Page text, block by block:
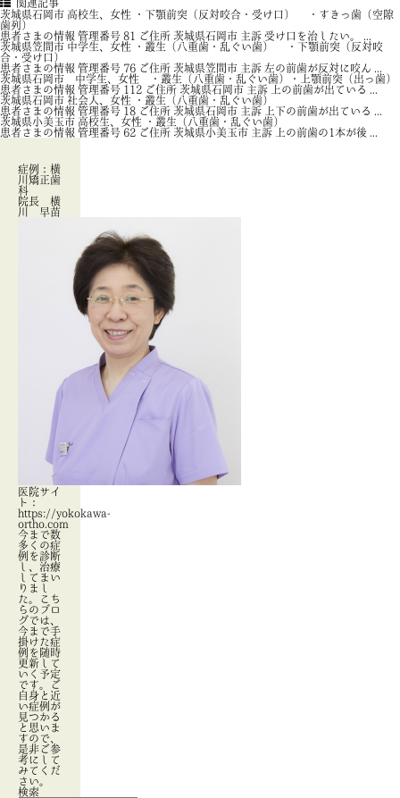
関連記事
茨城県石岡市 高校生、女性 ・下顎前突（反対咬合・受け口） ・すきっ歯（空隙
歯列）
患者さまの情報 管理番号 81 ご住所 茨城県石岡市 主訴 受け口を治したい。 ...
茨城県笠間市 中学生、女性 ・叢生（八重歯・乱ぐい歯） ・下顎前突（反対咬
合・受け口）
患者さまの情報 管理番号 76 ご住所 茨城県笠間市 主訴 左の前歯が反対に咬ん ...
茨城県石岡市 中学生、女性 ・叢生（八重歯・乱ぐい歯）・上顎前突（出っ歯）
患者さまの情報 管理番号 112 ご住所 茨城県石岡市 主訴 上の前歯が出ている ...
茨城県石岡市 社会人、女性 ・叢生（八重歯・乱ぐい歯）
患者さまの情報 管理番号 18 ご住所 茨城県石岡市 主訴 上下の前歯が出ている ...
茨城県小美玉市 高校生、女性 ・叢生（八重歯・乱ぐい歯）
患者さまの情報 管理番号 62 ご住所 茨城県小美玉市 主訴 上の前歯の1本が後 ...
症例：横
川矯正歯
科
院長 横
川 早苗
医院サイ
ト：
https://yokokawa-
ortho.com
今まで数
多くの症
例を診断
し、治療
してまい
りまし
た。こち
らのブロ
グでは、
今まで手
掛けた症
例を随時
更新して
いく予定
です。ご
自身と近
い症例が
見つかる
と思いま
すので、
是非ご参
考にして
みてくだ
さい。
検索